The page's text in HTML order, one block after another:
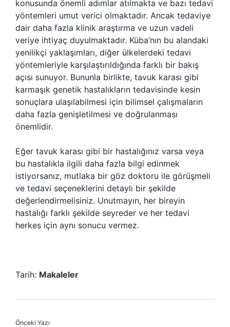
konusunda önemli adımlar atılmakta ve bazı tedavi
yöntemleri umut verici olmaktadır. Ancak tedaviye
dair daha fazla klinik araştırma ve uzun vadeli
veriye ihtiyaç duyulmaktadır. Küba’nın bu alandaki
yenilikçi yaklaşımları, diğer ülkelerdeki tedavi
yöntemleriyle karşılaştırıldığında farklı bir bakış
açısı sunuyor. Bununla birlikte, tavuk karası gibi
karmaşık genetik hastalıkların tedavisinde kesin
sonuçlara ulaşılabilmesi için bilimsel çalışmaların
daha fazla genişletilmesi ve doğrulanması
önemlidir.
Eğer tavuk karası gibi bir hastalığınız varsa veya
bu hastalıkla ilgili daha fazla bilgi edinmek
istiyorsanız, mutlaka bir göz doktoru ile görüşmeli
ve tedavi seçeneklerini detaylı bir şekilde
değerlendirmelisiniz. Unutmayın, her bireyin
hastalığı farklı şekilde seyreder ve her tedavi
herkes için aynı sonucu vermez.
Tarih: Makaleler
Önceki Yazı